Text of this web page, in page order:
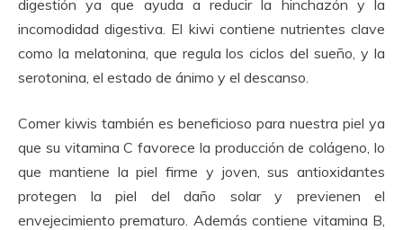
digestión ya que ayuda a reducir la hinchazón y la
incomodidad digestiva. El kiwi contiene nutrientes clave
como la melatonina, que regula los ciclos del sueño, y la
serotonina, el estado de ánimo y el descanso.
Comer kiwis también es beneficioso para nuestra piel ya
que su vitamina C favorece la producción de colágeno, lo
que mantiene la piel firme y joven, sus antioxidantes
protegen la piel del daño solar y previenen el
envejecimiento prematuro. Además contiene vitamina B,